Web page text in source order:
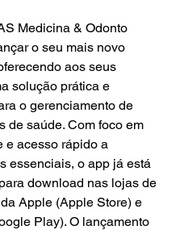
Medicina & Odonto
o seu mais novo
aos seus
solução prática e
o gerenciamento de
de saúde. Com foco em
e acesso rápido a
essenciais, o app já está
download nas lojas de
Apple (Apple Store) e
Play). O lançamento